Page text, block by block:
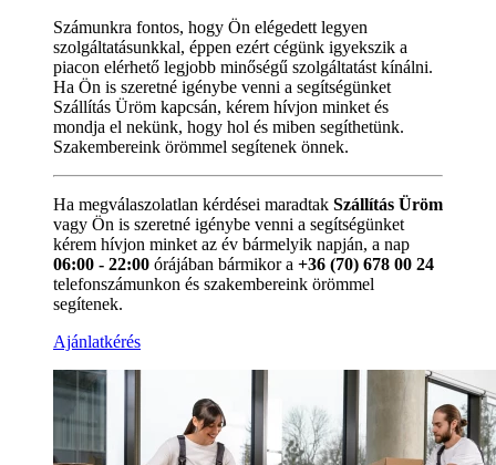
Számunkra fontos, hogy Ön elégedett legyen
szolgáltatásunkkal, éppen ezért cégünk igyekszik a
piacon elérhető legjobb minőségű szolgáltatást kínálni.
Ha Ön is szeretné igénybe venni a segítségünket
Szállítás Üröm kapcsán, kérem hívjon minket és
mondja el nekünk, hogy hol és miben segíthetünk.
Szakembereink örömmel segítenek önnek.
Ha megválaszolatlan kérdései maradtak Szállítás Üröm
vagy Ön is szeretné igénybe venni a segítségünket
kérem hívjon minket az év bármelyik napján, a nap
06:00 - 22:00 órájában bármikor a +36 (70) 678 00 24
telefonszámunkon és szakembereink örömmel
segítenek.
Ajánlatkérés